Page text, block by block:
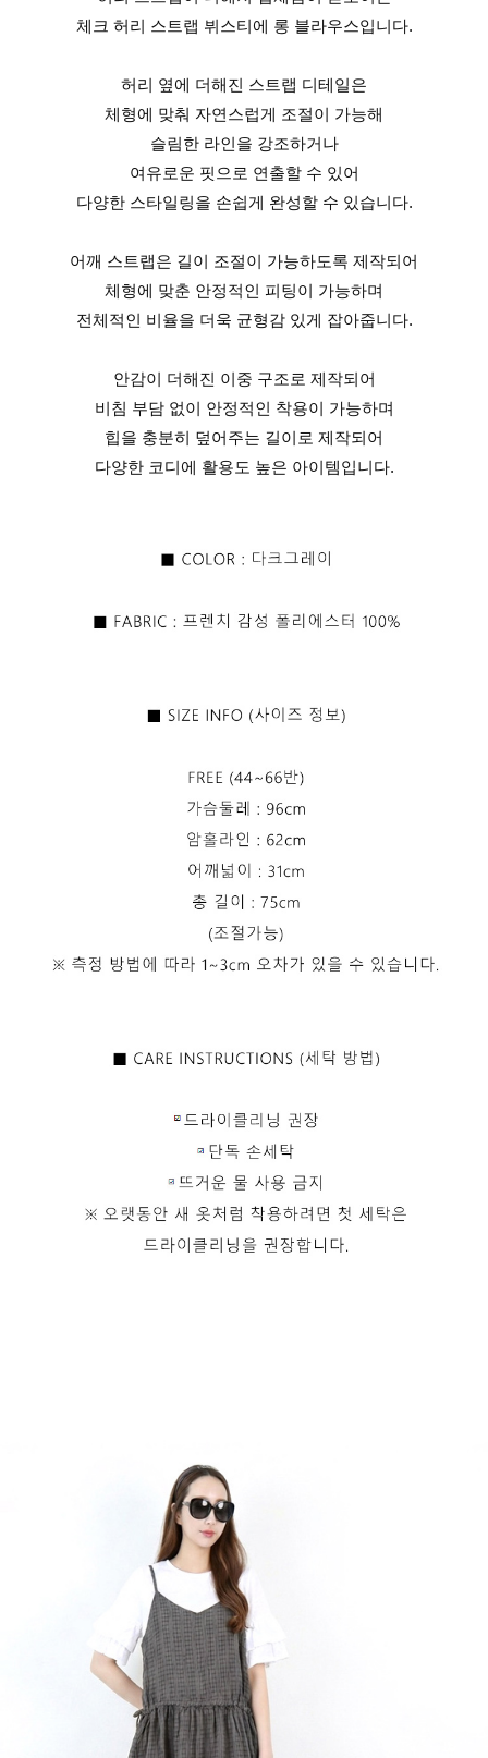
체크 허리 스트랩 뷔스티에 롱 블라우스입니다.
허리 옆에 더해진 스트랩 디테일은
체형에 맞춰 자연스럽게 조절이 가능해
슬림한 라인을 강조하거나
여유로운 핏으로 연출할 수 있어
다양한 스타일링을 손쉽게 완성할 수 있습니다.
어깨 스트랩은 길이 조절이 가능하도록 제작되어
체형에 맞춘 안정적인 피팅이 가능하며
전체적인 비율을 더욱 균형감 있게 잡아줍니다.
안감이 더해진 이중 구조로 제작되어
비침 부담 없이 안정적인 착용이 가능하며
힙을 충분히 덮어주는 길이로 제작되어